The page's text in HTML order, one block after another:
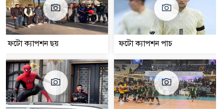
ফটো ক্যাপশন ছয় ফটো ক্যাপশন পাচ